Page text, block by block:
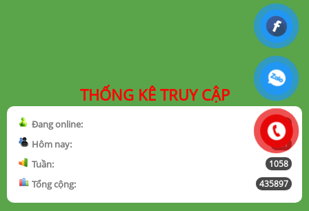
THỐNG KÊ TRUY CẬP
Đang online: 1
Hôm nay: 121
Tuần: 1058
Tổng cộng: 435897